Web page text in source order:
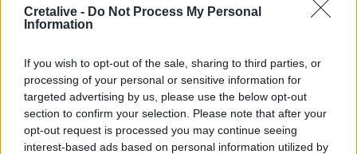
Cretalive - Do Not Process My Personal
Information
If you wish to opt-out of the sale, sharing to third parties, or
processing of your personal or sensitive information for
targeted advertising by us, please use the below opt-out
section to confirm your selection. Please note that after your
opt-out request is processed you may continue seeing
interest-based ads based on personal information utilized by
υπερσύγχρονο αυτοκινητόδρομο»
19:23
Ρέθυμνο: 19 κτίρια κρίθηκαν «κόκκινα» μετά τις φονικές
πυρκαγιές